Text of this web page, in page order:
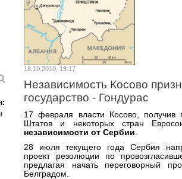
18.10.2010, 13:17
Независимость Косово
государство - Гондурас
17 февраля власти Косово, получив
Штатов и некоторых стран
независимости от Сербии.
28 июля текущего года Сербия
проект резолюции по
предлагая начать переговорный
Белградом.